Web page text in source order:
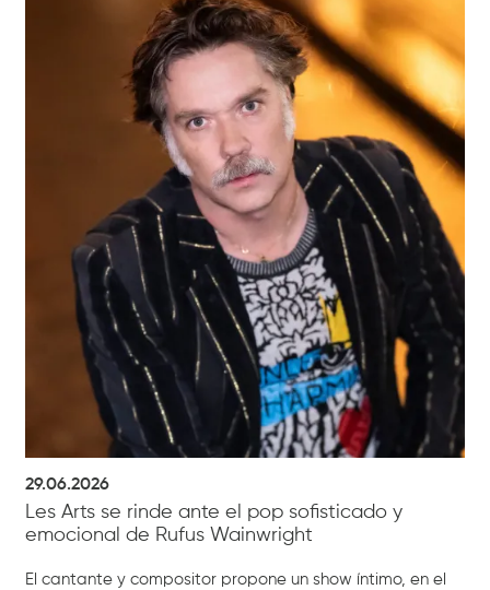
29.06.2026
Les Arts se rinde ante el pop sofisticado y
emocional de Rufus Wainwright
El cantante y compositor propone un show íntimo, en el